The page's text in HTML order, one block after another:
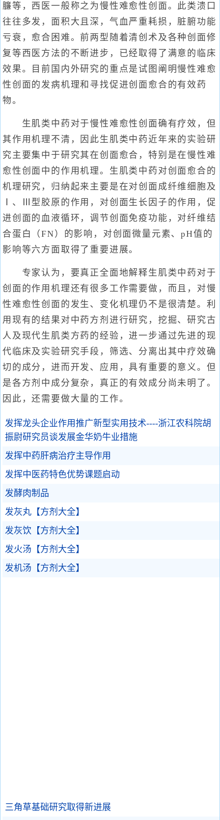
臁等，西医一般称之为慢性难愈性创面。此类溃口
往往多发，面积大且深，气血严重耗损，脏腑功能
亏衰，愈合困难。前两型随着清创术及各种创面修
复等西医方法的不断进步，已经取得了满意的临床
效果。目前国内外研究的重点是试图阐明慢性难愈
性创面的发病机理和寻找促进创面愈合的有效药
物。
生肌类中药对于慢性难愈性创面确有疗效，但
其作用机理不清，因此生肌类中药近年来的实验研
究主要集中于研究其在创面愈合，特别是在慢性难
愈性创面中的作用机理。生肌类中药对创面愈合的
机理研究，归纳起来主要是在对创面成纤维细胞及
Ⅰ、Ⅲ型胶原的作用，对创面生长因子的作用，促
进创面的血液循环，调节创面免疫功能，对纤维结
合蛋白（FN）的影响，对创面微量元素、pH值的
影响等六方面取得了重要进展。
专家认为，要真正全面地解释生肌类中药对于
创面的作用机理还有很多工作需要做，而且，对慢
性难愈性创面的发生、变化机理仍不是很清楚。利
用现有的结果对中药方剂进行研究，挖掘、研究古
人及现代生肌类方药的经验，进一步通过先进的现
代临床及实验研究手段，筛选、分离出其中疗效确
切的成分，进而开发、应用，具有重要的意义。但
是各方剂中成分复杂，真正的有效成分尚未明了。
因此，还需要做大量的工作。
发挥龙头企业作用推广新型实用技术----浙江农科院胡
振尉研究员谈发展金华奶牛业措施
发挥中药肝病治疗主导作用
发挥中医药特色优势课题启动
发酵肉制品
发灰丸【方剂大全】
发灰饮【方剂大全】
发火汤【方剂大全】
发机汤【方剂大全】
三角草基础研究取得新进展